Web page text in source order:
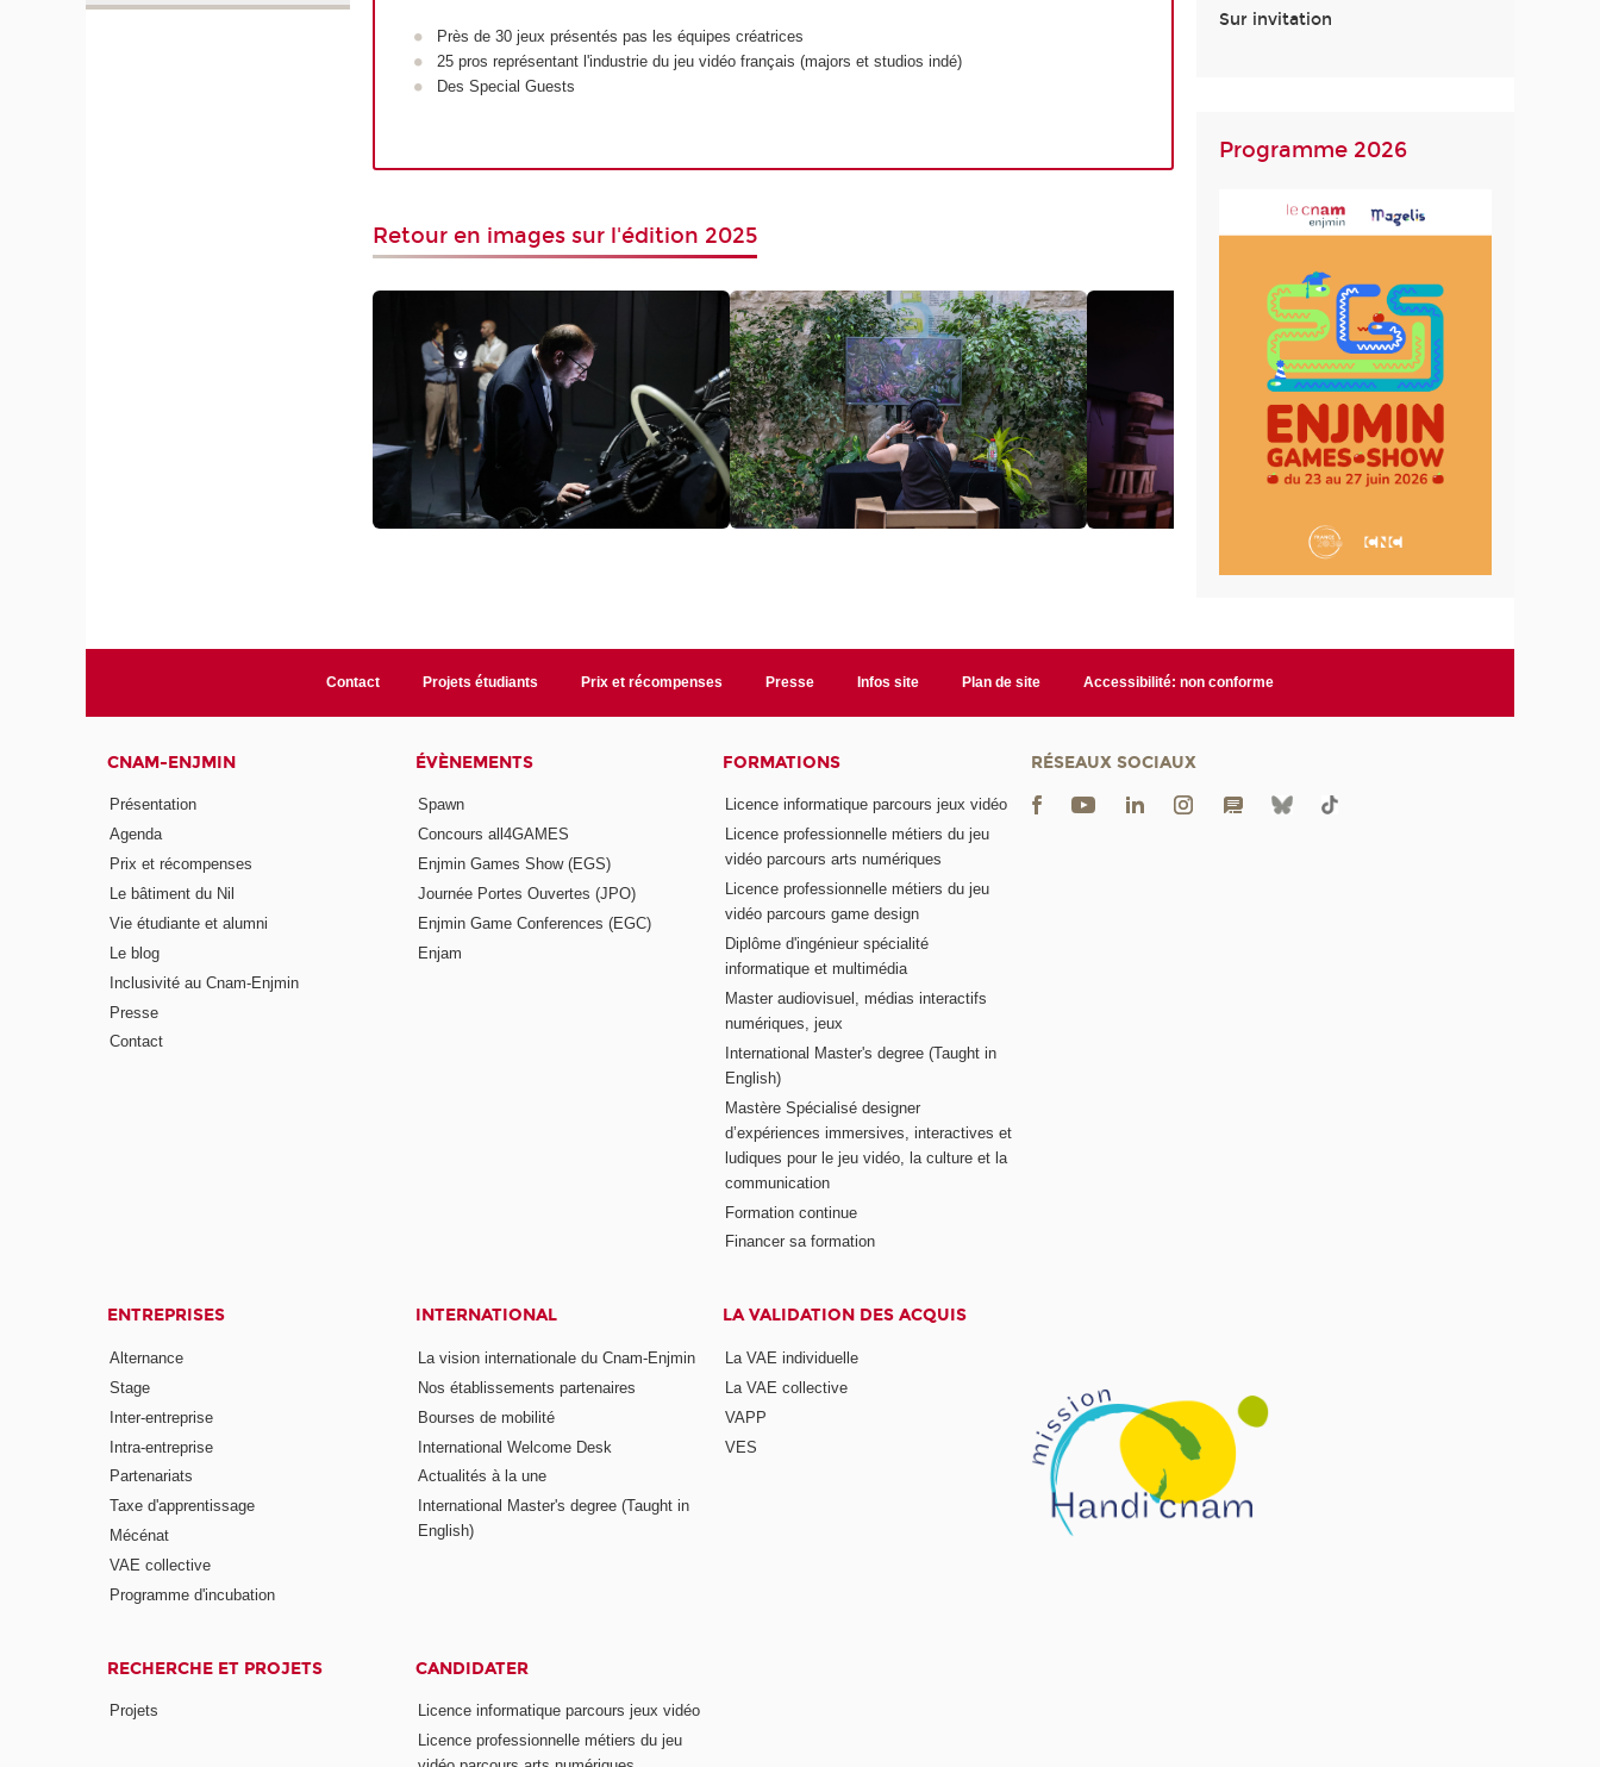
Près de 30 jeux présentés pas les équipes créatrices
25 pros représentant l'industrie du jeu vidéo français (majors et studios indé)
Des Special Guests
Retour en images sur l'édition 2025
Sur invitation
Programme 2026
Contact Projets étudiants Prix et récompenses Presse Infos site Plan de site Accessibilité: non conforme
CNAM-ENJMIN
Présentation
Agenda
Prix et récompenses
Le bâtiment du Nil
Vie étudiante et alumni
Le blog
Inclusivité au Cnam-Enjmin
Presse
Contact
ÉVÈNEMENTS
Spawn
Concours all4GAMES
Enjmin Games Show (EGS)
Journée Portes Ouvertes (JPO)
Enjmin Game Conferences (EGC)
Enjam
FORMATIONS
Licence informatique parcours jeux vidéo
Licence professionnelle métiers du jeu
vidéo parcours arts numériques
Licence professionnelle métiers du jeu
vidéo parcours game design
Diplôme d'ingénieur spécialité
informatique et multimédia
Master audiovisuel, médias interactifs
numériques, jeux
International Master's degree (Taught in
English)
Mastère Spécialisé designer
d’expériences immersives, interactives et
ludiques pour le jeu vidéo, la culture et la
communication
Formation continue
Financer sa formation
ENTREPRISES
Alternance
Stage
Inter-entreprise
Intra-entreprise
Partenariats
Taxe d'apprentissage
Mécénat
VAE collective
Programme d'incubation
INTERNATIONAL
La vision internationale du Cnam-Enjmin
Nos établissements partenaires
Bourses de mobilité
International Welcome Desk
Actualités à la une
International Master's degree (Taught in
English)
LA VALIDATION DES ACQUIS
La VAE individuelle
La VAE collective
VAPP
VES
RECHERCHE ET PROJETS
Projets
CANDIDATER
Licence informatique parcours jeux vidéo
Licence professionnelle métiers du jeu
RÉSEAUX SOCIAUX